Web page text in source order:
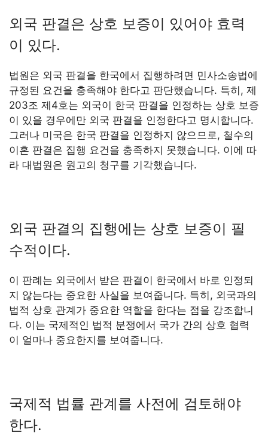
외국 판결은 상호 보증이 있어야 효력
이 있다.
법원은 외국 판결을 한국에서 집행하려면 민사소송법에
규정된 요건을 충족해야 한다고 판단했습니다. 특히, 제
203조 제4호는 외국이 한국 판결을 인정하는 상호 보증
이 있을 경우에만 외국 판결을 인정한다고 명시합니다.
그러나 미국은 한국 판결을 인정하지 않으므로, 철수의
이혼 판결은 집행 요건을 충족하지 못했습니다. 이에 따
라 대법원은 원고의 청구를 기각했습니다.
외국 판결의 집행에는 상호 보증이 필
수적이다.
이 판례는 외국에서 받은 판결이 한국에서 바로 인정되
지 않는다는 중요한 사실을 보여줍니다. 특히, 외국과의
법적 상호 관계가 중요한 역할을 한다는 점을 강조합니
다. 이는 국제적인 법적 분쟁에서 국가 간의 상호 협력
이 얼마나 중요한지를 보여줍니다.
국제적 법률 관계를 사전에 검토해야
한다.